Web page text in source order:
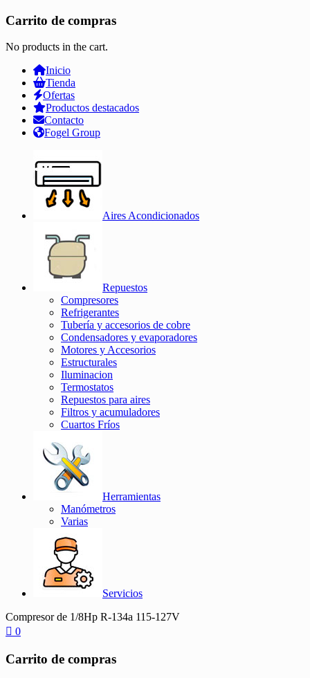
Carrito de compras
No products in the cart.
Inicio
Tienda
Ofertas
Productos destacados
Contacto
Fogel Group
Aires Acondicionados
Repuestos
Compresores
Refrigerantes
Tubería y accesorios de cobre
Condensadores y evaporadores
Motores y Accesorios
Estructurales
Iluminacion
Termostatos
Repuestos para aires
Filtros y acumuladores
Cuartos Fríos
Herramientas
Manómetros
Varias
Servicios
Compresor de 1/8Hp R-134a 115-127V
0
Carrito de compras